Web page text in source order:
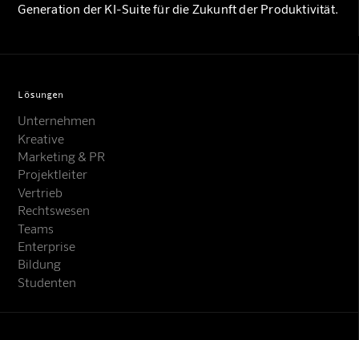
Generation der KI-Suite für die Zukunft der Produktivität.
Lösungen
Unternehmen
Kreative
Marketing & PR
Projektleiter
Vertrieb
Rechtswesen
Teams
Enterprise
Bildung
Studenten